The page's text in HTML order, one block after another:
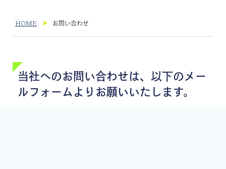
HOME お問い合わせ
当社へのお問い合わせは、以下のメー
ルフォームよりお願いいたします。